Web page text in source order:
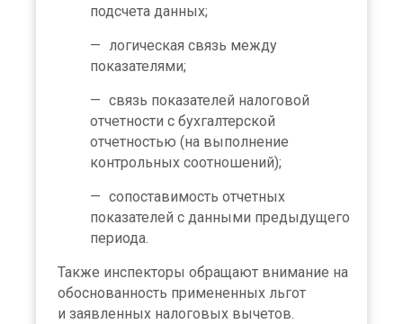
подсчета данных;
логическая связь между
показателями;
связь показателей налоговой
отчетности с бухгалтерской
отчетностью (на выполнение
контрольных соотношений);
сопоставимость отчетных
показателей с данными предыдущего
периода.
Также инспекторы обращают внимание на
обоснованность примененных льгот
и заявленных налоговых вычетов.